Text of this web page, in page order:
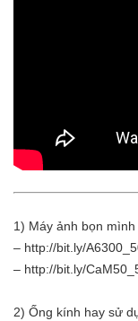
1) Máy ảnh bọn
– http://bit.ly/
– http://bit.ly/
2) Ống kính hay sử